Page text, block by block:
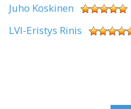
Juho Koskinen
LVI-Eristys Rinis